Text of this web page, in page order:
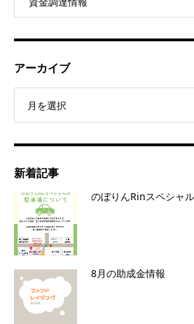
アーカイブ
月を選択
新着記事
のぼりんRinスペシャ
8月の助成金情報